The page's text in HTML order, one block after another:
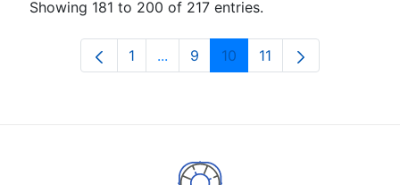
Showing 181 to 200 of 217 entries.
Page
1 ...Intermediate Pages Use TAB to
Page
9 Page
10 Page
11